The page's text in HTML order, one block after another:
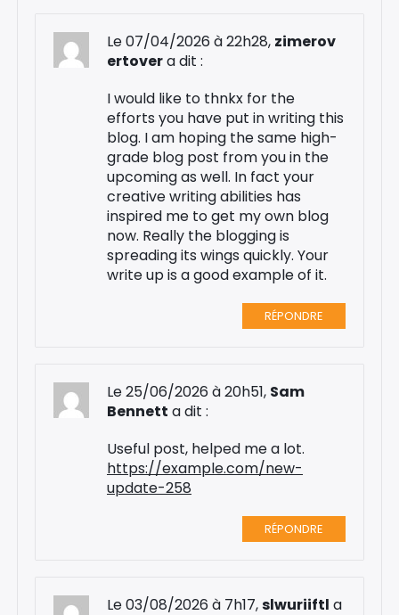
Le 07/04/2026 à 22h28, zimerov
ertovera dit :
I would like to thnkx for the
efforts you have put in writing this
blog. I am hoping the same high-
grade blog post from you in the
upcoming as well. In fact your
creative writing abilities has
inspired me to get my own blog
now. Really the blogging is
spreading its wings quickly. Your
write up is a good example of it.
RÉPONDRE
Le 25/06/2026 à 20h51, Sam
Bennett a dit :
Useful post, helped me a lot.
https://example.com/new-
update-258
RÉPONDRE
Le 03/08/2026 à 7h17,slwuriiftl a